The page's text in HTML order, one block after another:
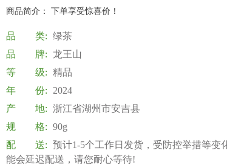
商品简介： 下单享受惊喜价！
品 类: 绿茶
品 牌:
龙王山
等 级: 精品
年 份:
2024
产 地: 浙江省湖州市安吉县
规 格: 90g
配 送: 预计1-5个工作日发货，受防控举措等变
能会延迟配送，请您耐心等待!